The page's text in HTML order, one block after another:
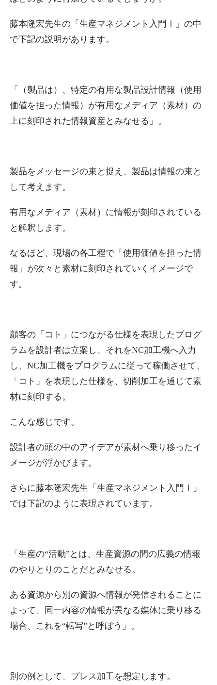
藤本隆宏先生の「生産マネジメント入門Ⅰ」の中
で下記の説明があります。
「（製品は）、特定の有用な製品設計情報（使用
価値を担った情報）が有用なメディア（素材）の
上に刻印された情報資産とみなせる」。
製品をメッセージの束と捉え、製品は情報の束と
して考えます。
有用なメディア（素材）に情報が刻印されている
と解釈します。
なるほど、現場の各工程で「使用価値を担った情
報」が次々と素材に刻印されていくイメージで
す。
顧客の「コト」につながる仕様を表現したプログ
ラムを設計者は立案し、それをNC加工機へ入力
し、NC加工機をプログラムに従って稼働させて、
「コト」を表現した仕様を、切削加工を通じて素
材に刻印する。
こんな感じです。
設計者の頭の中のアイデアが素材へ乗り移ったイ
メージが浮かびます。
さらに藤本隆宏先生「生産マネジメント入門Ⅰ」
では下記のように表現されています。
「生産の“活動”とは、生産資源の間の広義の情報
のやりとりのことだとみなせる。
ある資源から別の資源へ情報が発信されることに
よって、同一内容の情報が異なる媒体に乗り移る
場合、これを“転写”と呼ぼう」。
別の例として、プレス加工を想定します。